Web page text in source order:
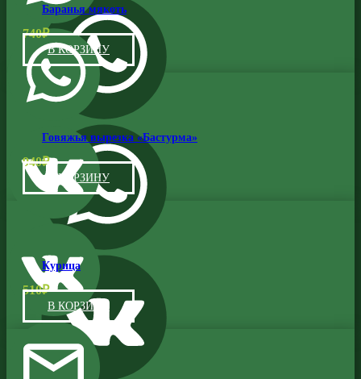
Баранья мякоть
740₽
В КОРЗИНУ
Говяжья вырезка «Бастурма»
940₽
В КОРЗИНУ
Курица
510₽
В КОРЗИНУ